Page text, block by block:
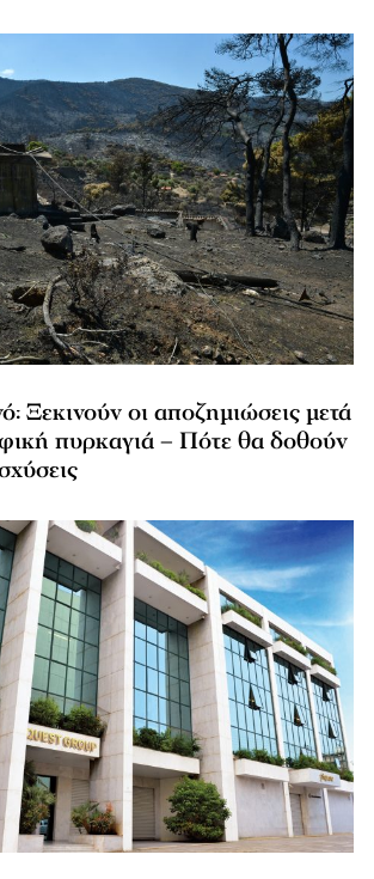
Ξεκινούν οι αποζημιώσεις μετά
πυρκαγιά – Πότε θα δοθούν